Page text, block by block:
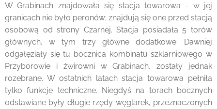
W Grabinach znajdowała się stacja towarowa - w jej
granicach nie było peronów; znajdują się one przed stacją
osobową od strony Czarnej. Stacja posiadała 5 torów
głównych, w tym trzy główne dodatkowe. Dawniej
odgałęziały się tu bocznica kombinatu szklarniowego w
Przyborowie i żwirowni w Grabinach, zostały jednak
rozebrane. W ostatnich latach stacja towarowa pełniła
tylko funkcje techniczne. Niegdyś na torach bocznych
odstawiane były długie rzędy węglarek, przeznaczonych